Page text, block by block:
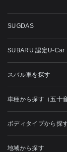
SUGDAS
SUBARU 認定U-Car
スバル車を探す
車種から探す（五十音
ボディタイプから探
地域から探す